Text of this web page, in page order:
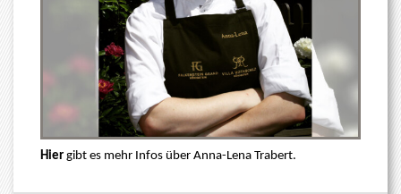
Hier gibt es mehr Infos über Anna-Lena Trabert.